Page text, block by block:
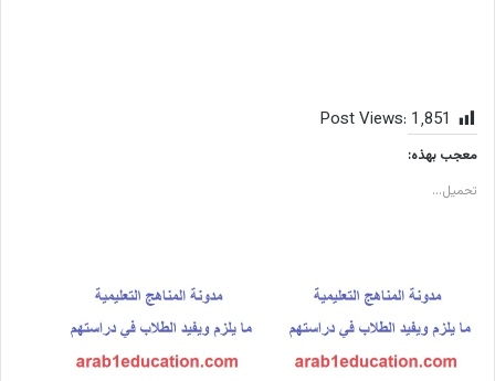
Post Views: 1٬851
معجب بهذه:
تحميل...